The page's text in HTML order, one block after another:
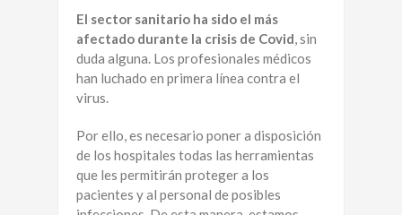
El sector sanitario ha sido el más
afectado durante la crisis de Covid , sin
duda alguna. Los profesionales médicos
han luchado en primera línea contra el
virus.
Por ello, es necesario poner a disposición
de los hospitales todas las herramientas
que les permitirán proteger a los
pacientes y al personal de posibles